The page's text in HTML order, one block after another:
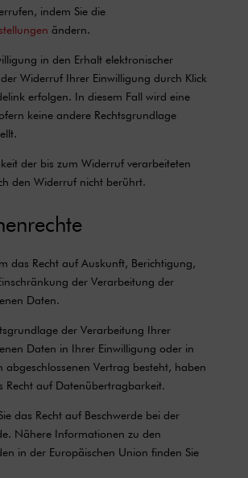
indem Sie die
ändern.
in den Erhalt elektronischer
Widerruf Ihrer Einwilligung durch Klick
erfolgen. In diesem Fall wird eine
keine andere Rechtsgrundlage
der bis zum Widerruf verarbeiteten
den Widerruf nicht berührt.
das Recht auf Auskunft, Berichtigung,
der Verarbeitung der
Daten.
der Verarbeitung Ihrer
Daten in Ihrer Einwilligung oder in
abgeschlossenen Vertrag besteht, haben
Recht auf Datenübertragbarkeit.
das Recht auf Beschwerde bei der
Nähere Informationen zu den
in der Europäischen Union finden Sie